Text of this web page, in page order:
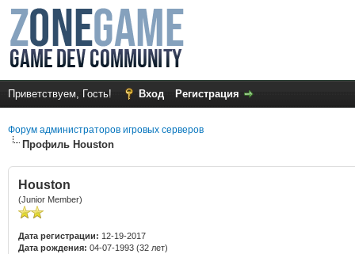
Приветствуем, Гость! Вход Регистрация
Форум администраторов игровых серверов
Профиль Houston
Houston
(Junior Member)
Дата регистрации: 12-19-2017
Дата рождения: 04-07-1993 (32 лет)